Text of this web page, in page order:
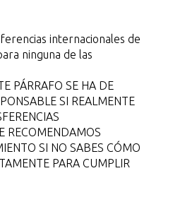
internacionales de
ninguna de las
PÁRRAFO SE HA DE
SI REALMENTE
RECOMENDAMOS
SI NO SABES CÓMO
PARA CUMPLIR